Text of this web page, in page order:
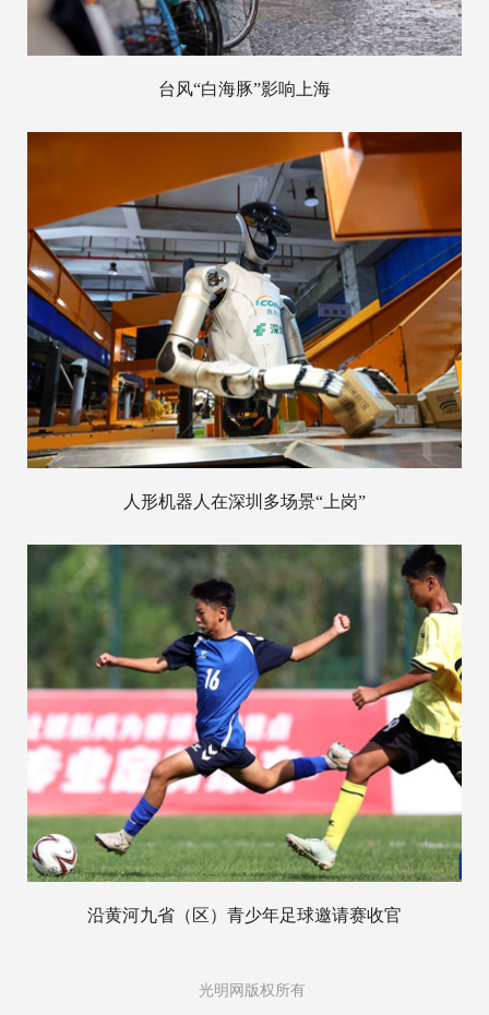
台风“白海豚”影响上海
人形机器人在深圳多场景“上岗”
沿黄河九省（区）青少年足球邀请赛收官
光明网版权所有